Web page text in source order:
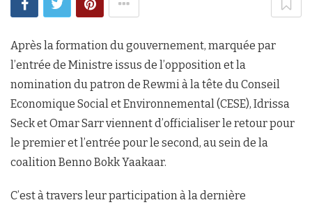
Après la formation du gouvernement, marquée par
l’entrée de Ministre issus de l’opposition et la
nomination du patron de Rewmi à la tête du Conseil
Economique Social et Environnemental (CESE), Idrissa
Seck et Omar Sarr viennent d’officialiser le retour pour
le premier et l’entrée pour le second, au sein de la
coalition Benno Bokk Yaakaar.
C’est à travers leur participation à la dernière